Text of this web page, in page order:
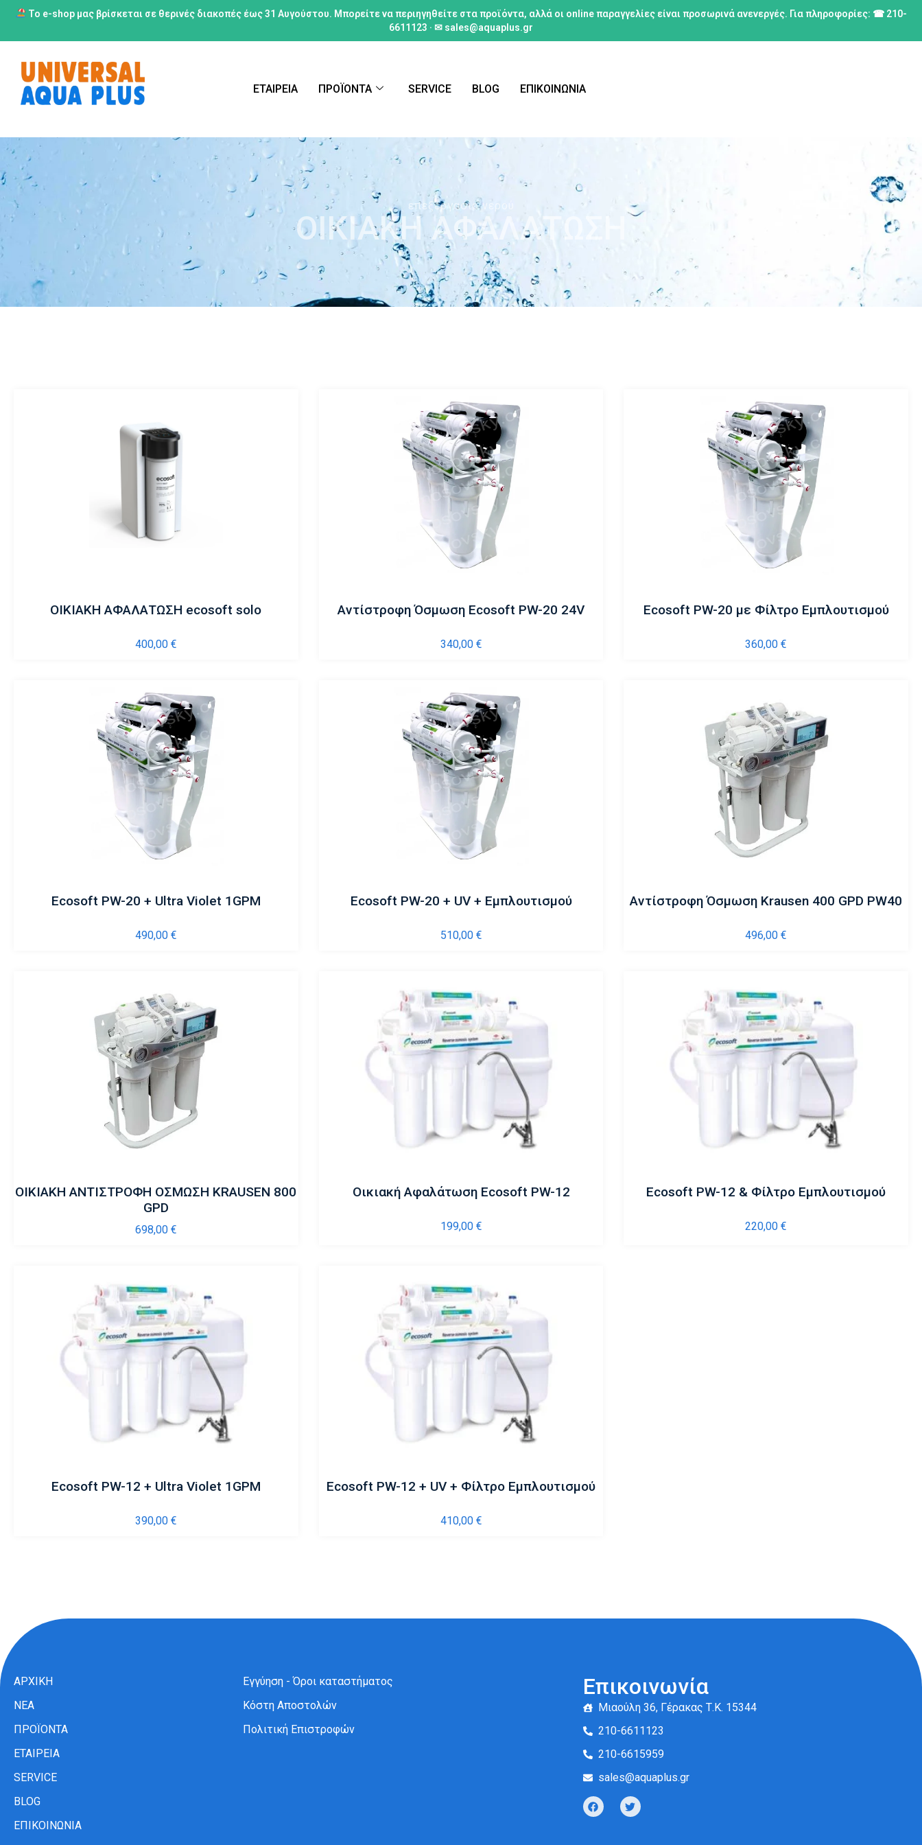
Το e-shop μας βρίσκεται σε θερινές διακοπές έως 31 Αυγούστου. Μπορείτε να περιηγηθείτε στα προϊόντα, αλλά οι online παραγγελίες είναι προσωρινά ανενεργές. Για πληροφορίες: ☎ 210-
6611123 · ✉ sales@aquaplus.gr
ΕΤΑΙΡΕΙΑ ΠΡΟΪΟΝΤΑ SERVICE BLOG ΕΠΙΚΟΙΝΩΝΙΑ
επεξεργασία νερού
ΟΙΚΙΑΚΗ ΑΦΑΛΑΤΩΣΗ
ΟΙΚΙΑΚΗ ΑΦΑΛΑΤΩΣΗ ecosoft solo
400,00 €
Αντίστροφη Όσμωση Ecosoft PW-20 24V
340,00 €
Ecosoft PW-20 με Φίλτρο Εμπλουτισμού
360,00€
Ecosoft PW-20 + Ultra Violet 1GPM
490,00 €
Ecosoft PW-20 + UV + Εμπλουτισμού
510,00 €
Αντίστροφη Όσμωση Krausen 400 GPD PW40
496,00€
ΟΙΚΙΑΚΗ ΑΝΤΙΣΤΡΟΦΗ ΟΣΜΩΣΗ KRAUSEN 800
GPD
698,00 €
Οικιακή Αφαλάτωση Ecosoft PW-12
199,00 €
Ecosoft PW-12 & Φίλτρο Εμπλουτισμού
220,00€
Ecosoft PW-12 + Ultra Violet 1GPM
390,00 €
Ecosoft PW-12 + UV + Φίλτρο Εμπλουτισμού
410,00 €
ΑΡΧΙΚΗ
ΝΕΑ
ΠΡΟΪΟΝΤΑ
ΕΤΑΙΡΕΙΑ
SERVICE
BLOG
ΕΠΙΚΟΙΝΩΝΙΑ
Εγγύηση - Όροι καταστήματος
Κόστη Αποστολών
Πολιτική Επιστροφών
Επικοινωνία
Μιαούλη 36, Γέρακας Τ.Κ. 15344
210-6611123
210-6615959
sales@aquaplus.gr